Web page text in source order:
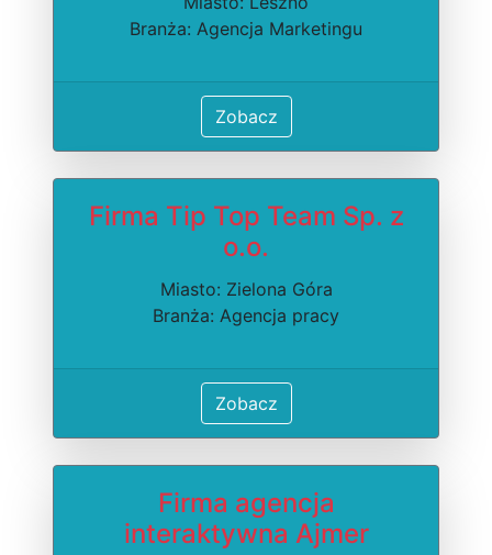
Branża: Agencja Marketingu
Zobacz
Firma Tip Top Team Sp. z
o.o.
Miasto: Zielona Góra
Branża: Agencja pracy
Zobacz
Firma agencja
interaktywna Ajmer